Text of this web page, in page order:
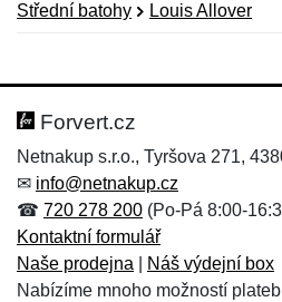
Střední batohy Louis Allover
Hodnocení:
Jméno: *
Jméno:
E-mail:*
Forvert.cz
Netnakup s.r.o., Tyršova 271,
✉ info@netnakup.cz
☎ 720 278 200 (Po-Pá 8:00-
Kontaktní formulář
Naše prodejna
Náš výdejní box
Nabízíme mnoho možností